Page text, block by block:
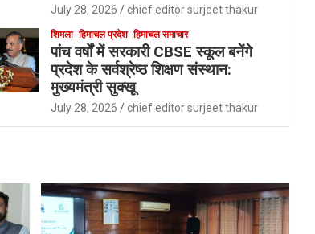
July 28, 2026 chief editor surjeet thakur
शिमला हिमाचल प्रदेश हिमाचल समाचार
पांच वर्षों में सरकारी CBSE स्कूल बनेंगे
प्रदेश के सर्वश्रेष्ठ शिक्षण संस्थान:
मुख्यमंत्री सुक्खू
July 28, 2026 chief editor surjeet thakur